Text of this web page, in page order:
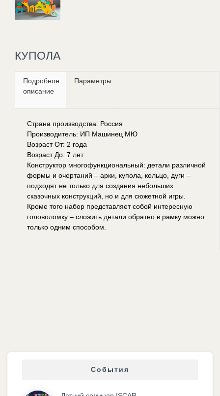
КУПОЛА
Подробное
описание
Параметры
Страна производства: Россия
Производитель: ИП Машинец МЮ
Возраст От: 2 года
Возраст До: 7 лет
Конструктор многофункциональный: детали различной
формы и очертаний – арки, купола, кольцо, дуги –
подходят не только для создания небольших
сказочных конструкций, но и для сюжетной игры.
Кроме того набор представляет собой интересную
головоломку – сложить детали обратно в рамку можно
только одним способом.
События